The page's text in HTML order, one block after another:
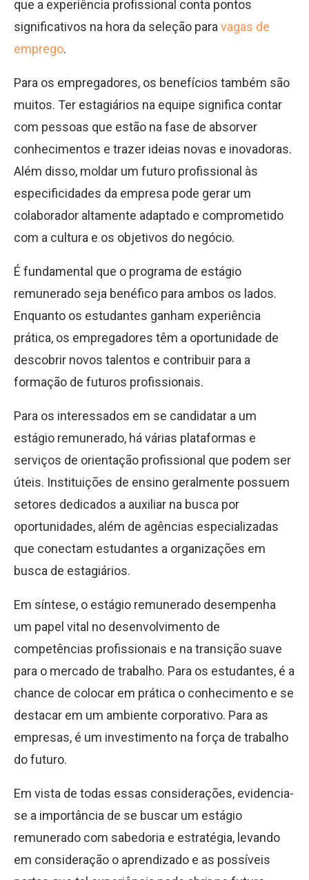
que a experiência profissional conta pontos
significativos na hora da seleção para vagas de
emprego.
Para os empregadores, os benefícios também são
muitos. Ter estagiários na equipe significa contar
com pessoas que estão na fase de absorver
conhecimentos e trazer ideias novas e inovadoras.
Além disso, moldar um futuro profissional às
especificidades da empresa pode gerar um
colaborador altamente adaptado e comprometido
com a cultura e os objetivos do negócio.
É fundamental que o programa de estágio
remunerado seja benéfico para ambos os lados.
Enquanto os estudantes ganham experiência
prática, os empregadores têm a oportunidade de
descobrir novos talentos e contribuir para a
formação de futuros profissionais.
Para os interessados em se candidatar a um
estágio remunerado, há várias plataformas e
serviços de orientação profissional que podem ser
úteis. Instituições de ensino geralmente possuem
setores dedicados a auxiliar na busca por
oportunidades, além de agências especializadas
que conectam estudantes a organizações em
busca de estagiários.
Em síntese, o estágio remunerado desempenha
um papel vital no desenvolvimento de
competências profissionais e na transição suave
para o mercado de trabalho. Para os estudantes, é a
chance de colocar em prática o conhecimento e se
destacar em um ambiente corporativo. Para as
empresas, é um investimento na força de trabalho
do futuro.
Em vista de todas essas considerações, evidencia-
se a importância de se buscar um estágio
remunerado com sabedoria e estratégia, levando
em consideração o aprendizado e as possíveis